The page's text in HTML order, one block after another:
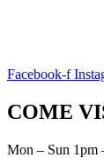
Facebook-f
COME
Mon – Sun 1pm